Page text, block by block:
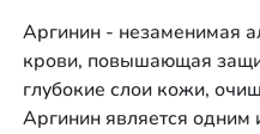
Аргинин - незаменимая
крови, повышающая
глубокие слои кожи,
Аргинин является